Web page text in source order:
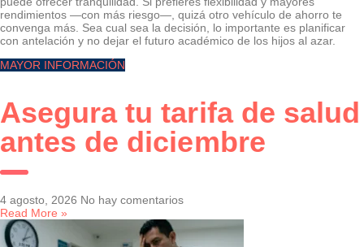
rendimientos —con más riesgo—, quizá otro vehículo de ahorro te
convenga más. Sea cual sea la decisión, lo importante es planificar
con antelación y no dejar el futuro académico de los hijos al azar.
MAYOR INFORMACIÓN
Asegura tu tarifa de salud
antes de diciembre
4 agosto, 2026 No hay comentarios
Read More »